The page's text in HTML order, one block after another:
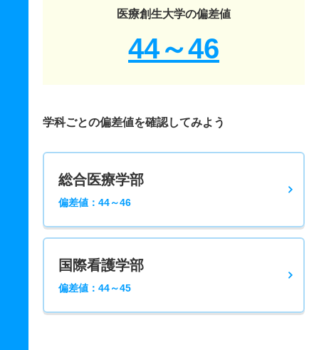
医療創生大学の偏差値
44～46
学科ごとの偏差値を確認してみよう
総合医療学部
偏差値：44～46
国際看護学部
偏差値：44～45